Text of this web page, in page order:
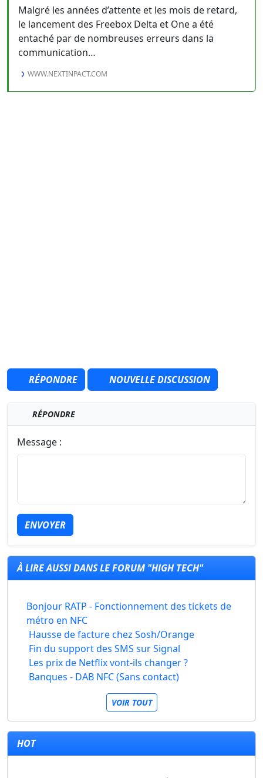
Malgré les années d’attente et les mois de retard,
le lancement des Freebox Delta et One a été
entaché par de nombreuses erreurs dans la
communication…
WWW.NEXTINPACT.COM
RÉPONDRE NOUVELLE DISCUSSION
RÉPONDRE
Message :
ENVOYER
À LIRE AUSSI DANS LE FORUM "HIGH TECH"
Bonjour RATP - Fonctionnement des tickets de
métro en NFC
Hausse de facture chez Sosh/Orange
Fin du support des SMS sur Signal
Les prix de Netflix vont-ils changer ?
Banques - DAB NFC (Sans contact)
VOIR TOUT
HOT